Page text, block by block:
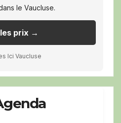
le Vaucluse.
prix →
Ici Vaucluse